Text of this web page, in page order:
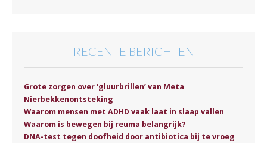
RECENTE BERICHTEN
Grote zorgen over ‘gluurbrillen’ van Meta
Nierbekkenontsteking
Waarom mensen met ADHD vaak laat in slaap vallen
Waarom is bewegen bij reuma belangrijk?
DNA-test tegen doofheid door antibiotica bij te vroeg